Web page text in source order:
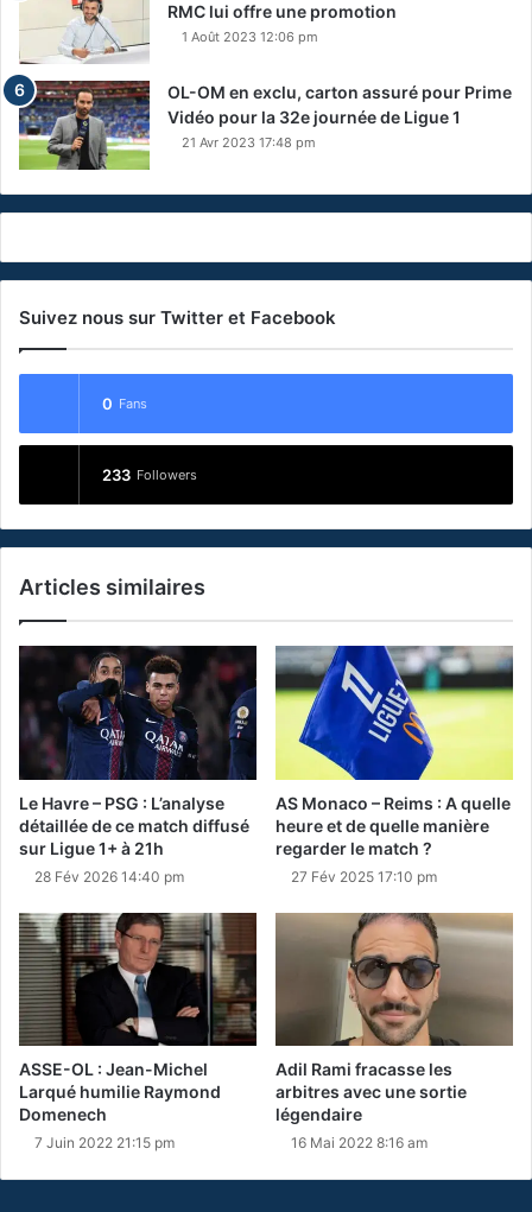
RMC lui offre une promotion
1 Août 2023 12:06 pm
OL-OM en exclu, carton assuré pour Prime
Vidéo pour la 32e journée de Ligue 1
21 Avr 2023 17:48 pm
Suivez nous sur Twitter et Facebook
0 Fans
233 Followers
Articles similaires
Le Havre – PSG : L’analyse
détaillée de ce match diffusé
sur Ligue 1+ à 21h
28 Fév 2026 14:40 pm
AS Monaco – Reims : A quelle
heure et de quelle manière
regarder le match ?
27 Fév 2025 17:10 pm
ASSE-OL : Jean-Michel
Larqué humilie Raymond
Domenech
7 Juin 2022 21:15 pm
Adil Rami fracasse les
arbitres avec une sortie
légendaire
16 Mai 2022 8:16 am